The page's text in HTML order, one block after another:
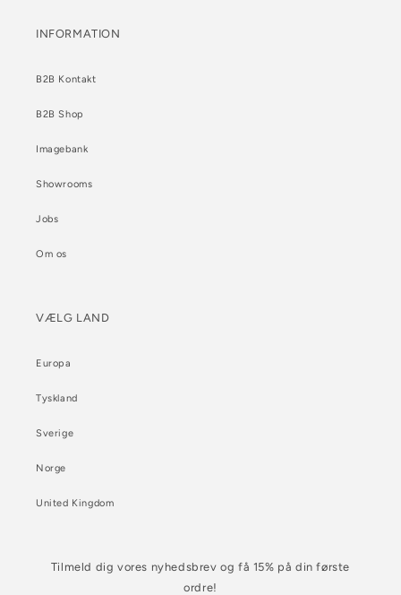
INFORMATION
B2B Kontakt
B2B Shop
Imagebank
Showrooms
Jobs
Om os
VÆLG LAND
Europa
Tyskland
Sverige
Norge
United Kingdom
Tilmeld dig vores nyhedsbrev og få 15% på din første
ordre!